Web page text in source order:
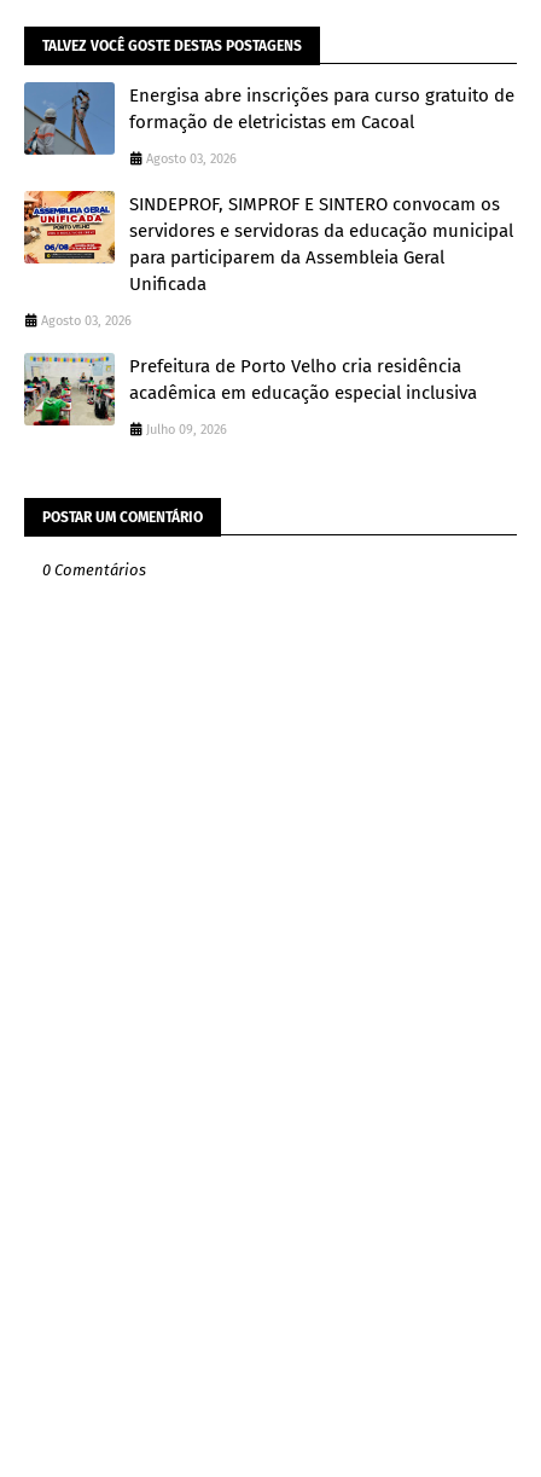
TALVEZ VOCÊ GOSTE DESTAS POSTAGENS
Energisa abre inscrições para curso gratuito de
formação de eletricistas em Cacoal
Agosto 03, 2026
SINDEPROF, SIMPROF E SINTERO convocam os
servidores e servidoras da educação municipal
para participarem da Assembleia Geral
Unificada
Agosto 03, 2026
Prefeitura de Porto Velho cria residência
acadêmica em educação especial inclusiva
Julho 09, 2026
POSTAR UM COMENTÁRIO
0 Comentários